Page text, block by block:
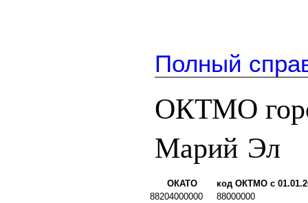
Полный
ОКТМО
Марий Эл
ОКАТО
код ОКТМО с
88204000000
88000000